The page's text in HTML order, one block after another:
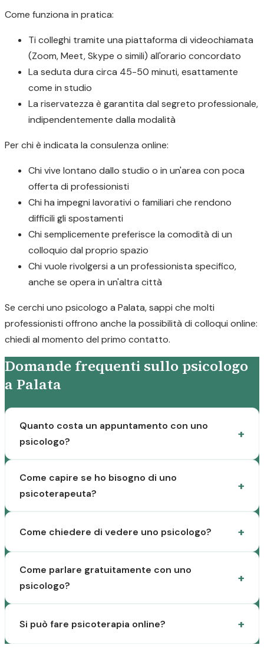
Come funziona in pratica:
Ti colleghi tramite una piattaforma di videochiamata
(Zoom, Meet, Skype o simili) all'orario concordato
La seduta dura circa 45-50 minuti, esattamente
come in studio
La riservatezza è garantita dal segreto professionale,
indipendentemente dalla modalità
Per chi è indicata la consulenza online:
Chi vive lontano dallo studio o in un'area con poca
offerta di professionisti
Chi ha impegni lavorativi o familiari che rendono
difficili gli spostamenti
Chi semplicemente preferisce la comodità di un
colloquio dal proprio spazio
Chi vuole rivolgersi a un professionista specifico,
anche se opera in un'altra città
Se cerchi uno psicologo a Palata, sappi che molti
professionisti offrono anche la possibilità di colloqui online:
chiedi al momento del primo contatto.
Domande frequenti sullo psicologo
a Palata
Quanto costa un appuntamento con uno
psicologo?
Come capire se ho bisogno di uno
psicoterapeuta?
Come chiedere di vedere uno psicologo?
Come parlare gratuitamente con uno
psicologo?
Si può fare psicoterapia online?